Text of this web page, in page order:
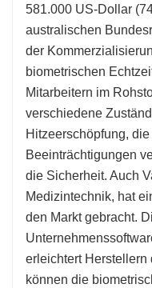
581.000 US-Dollar
australischen
der
biometrischen
Mitarbeitern im
verschiedene
Hitzeerschöpfung,
Beeinträchtigungen
die Sicherheit. Auch
Medizintechnik, hat
den Markt gebracht.
erleichtert
können die